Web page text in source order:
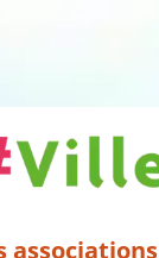
associations